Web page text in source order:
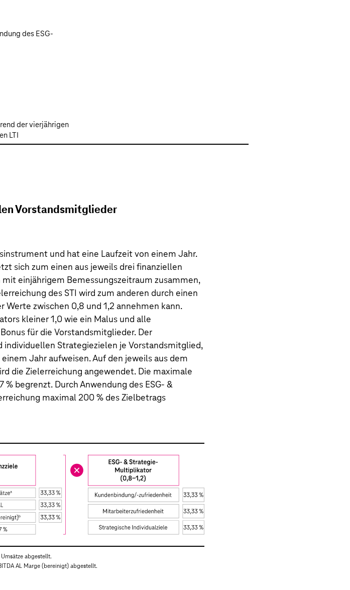
des ESG-
der vierjährigen
LTI
Vorstandsmitglieder
und hat eine Laufzeit von einem Jahr.
sich zum einen aus jeweils drei finanziellen
einjährigem Bemessungszeitraum zusammen,
des STI wird zum anderen durch einen
zwischen 0,8 und 1,2 annehmen kann.
kleiner 1,0 wie ein Malus und alle
für die Vorstandsmitglieder. Der
individuellen Strategiezielen je Vorstandsmitglied,
Jahr aufweisen. Auf den jeweils aus dem
die Zielerreichung angewendet. Die maximale
begrenzt. Durch Anwendung des ESG- &
maximal 200 % des Zielbetrags
abgestellt.
AL Marge (bereinigt) abgestellt.